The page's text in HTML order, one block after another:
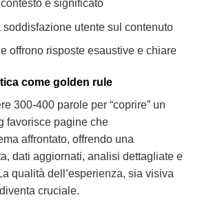
e significato
utente sul contenuto
offrono risposte esaustive e chiare
come golden rule
300-400 parole per “coprire” un
favorisce pagine che
affrontato, offrendo una
dati aggiornati, analisi dettagliate e
qualità dell’esperienza, sia visiva
cruciale.